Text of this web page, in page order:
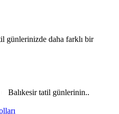
günlerinizde daha farklı bir
Balıkesir tatil günlerinin..